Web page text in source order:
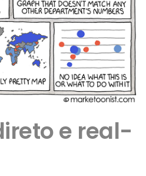
e real-